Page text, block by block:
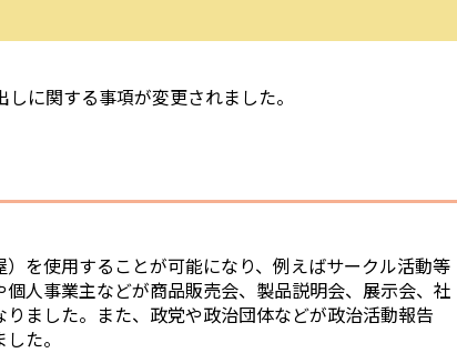
に関する事項が変更されました。
を使用することが可能になり、例えばサークル活動等
人事業主などが商品販売会、製品説明会、展示会、社
ました。また、政党や政治団体などが政治活動報告
た。